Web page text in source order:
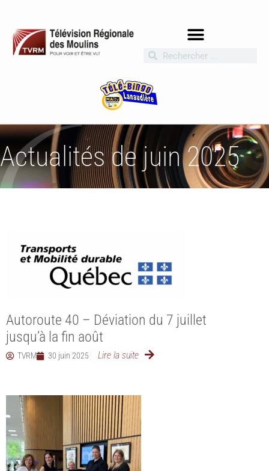
Actualités de juin 2025
Autoroute 40 – Déviation du 7 juillet
jusqu’à la fin août
TVRM 30 juin 2025 Lire la suite